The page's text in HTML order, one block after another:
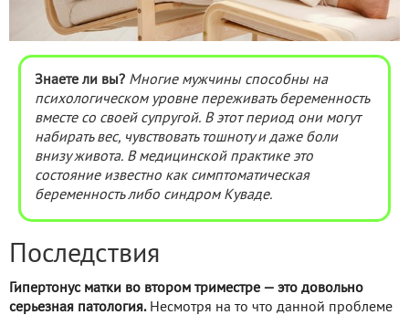
Знаете ли вы? Многие мужчины способны на
психологическом уровне переживать беременность
вместе со своей супругой. В этот период они могут
набирать вес, чувствовать тошноту и даже боли
внизу живота. В медицинской практике это
состояние известно как симптоматическая
беременность либо синдром Куваде.
Последствия
Гипертонус матки во втором триместре — это довольно
серьезная патология.Несмотря на то что данной проблеме